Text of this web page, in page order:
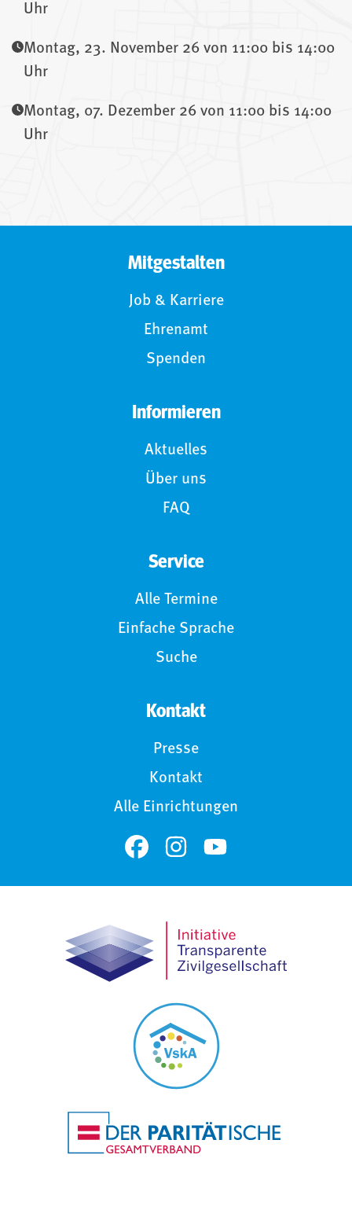
Uhr
Montag, 23. November 26 von 11:00 bis 14:00
Uhr
Montag, 07. Dezember 26 von 11:00 bis 14:00
Uhr
Mitgestalten
Job & Karriere
Ehrenamt
Spenden
Informieren
Aktuelles
Über uns
FAQ
Service
Alle Termine
Einfache Sprache
Suche
Kontakt
Presse
Kontakt
Alle Einrichtungen